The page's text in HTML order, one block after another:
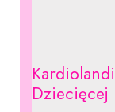
Dziecięcej